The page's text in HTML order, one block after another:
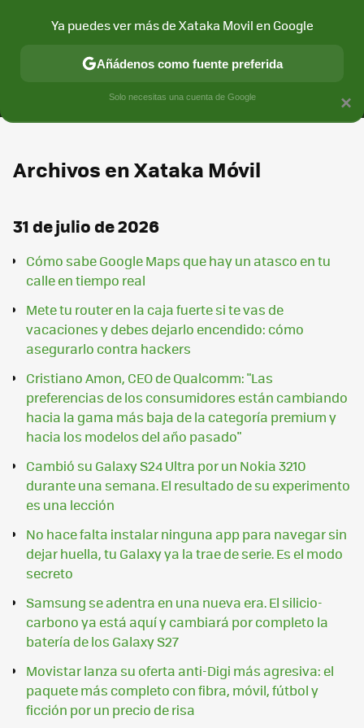
MÓVIL Y SOCIEDAD APLICACIONES
Archivos en Xataka Móvil
31 de julio de 2026
Cómo sabe Google Maps que hay un atasco en tu
calle en tiempo real
Mete tu router en la caja fuerte si te vas de
vacaciones y debes dejarlo encendido: cómo
asegurarlo contra hackers
Cristiano Amon, CEO de Qualcomm: "Las
preferencias de los consumidores están cambiando
hacia la gama más baja de la categoría premium y
hacia los modelos del año pasado"
Cambió su Galaxy S24 Ultra por un Nokia 3210
durante una semana. El resultado de su experimento
es una lección
No hace falta instalar ninguna app para navegar sin
dejar huella, tu Galaxy ya la trae de serie. Es el modo
secreto
Samsung se adentra en una nueva era. El silicio-
carbono ya está aquí y cambiará por completo la
batería de los Galaxy S27
Movistar lanza su oferta anti-Digi más agresiva: el
paquete más completo con fibra, móvil, fútbol y
ficción por un precio de risa
×
Ya puedes ver más de Xataka Movil en Google
Añádenos como fuente preferida
Solo necesitas una cuenta de Google